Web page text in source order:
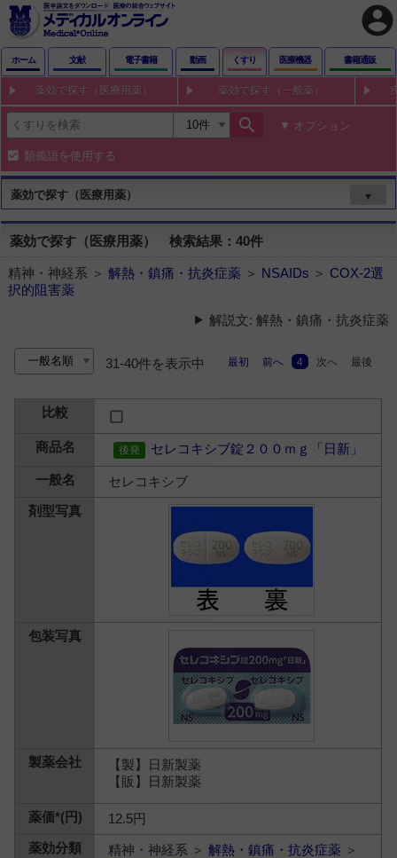
account_circle
ホーム 文献 電子書籍 動画 くすり 医療機器 書籍通販
薬効で探す（医療用薬） 薬効で探す（一般薬）
search オプション
類義語を使用する
薬効で探す（医療用薬） ▼
薬効で探す（医療用薬） 検索結果：40件
精神・神経系 ＞ 解熱・鎮痛・抗炎症薬 ＞ NSAIDs ＞ COX-2選
択的阻害薬
解説文: 解熱・鎮痛・抗炎症薬
31-40件を表示中 最初 前へ 4 次へ 最後
セレコキシブ錠２００ｍｇ「日新」
セレコキシブ
【製】日新製薬
【販】日新製薬
12.5円
精神・神経系 ＞解熱・鎮痛・抗炎症薬 ＞